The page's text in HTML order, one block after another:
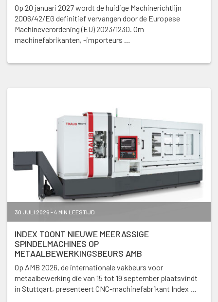
Op 20 januari 2027 wordt de huidige Machinerichtlijn
2006/42/EG definitief vervangen door de Europese
Machineverordening (EU) 2023/1230. Om
machinefabrikanten, -importeurs …
30 JULI 2026 - 4 MIN LEESTIJD
INDEX TOONT NIEUWE MEERASSIGE
SPINDELMACHINES OP
METAALBEWERKINGSBEURS AMB
Op AMB 2026, de internationale vakbeurs voor
metaalbewerking die van 15 tot 19 september plaatsvindt
in Stuttgart, presenteert CNC-machinefabrikant Index …